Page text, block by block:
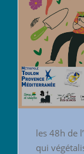
les 48h de
qui